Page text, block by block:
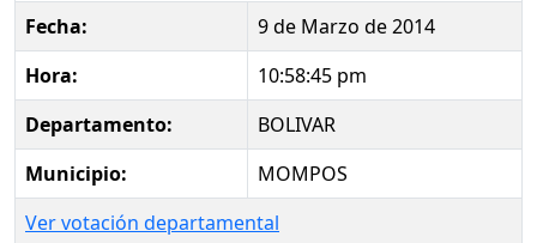
Fecha:
9 de Marzo de 2014
Hora:
10:58:45 pm
Departamento:
BOLIVAR
Municipio:
MOMPOS
Ver votación departamental